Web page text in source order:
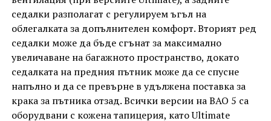
седалки разполагат с регулируем ъгъл на
облегалката за допълнителен комфорт. Вторият ред
седалки може да бъде сгънат за максимално
увеличаване на багажното пространство, докато
седалката на предния пътник може да се спусне
напълно и да се превърне в удължена поставка за
крака за пътника отзад. Всички версии на BAO 5 са
оборудвани с кожена тапицерия, като Ultimate